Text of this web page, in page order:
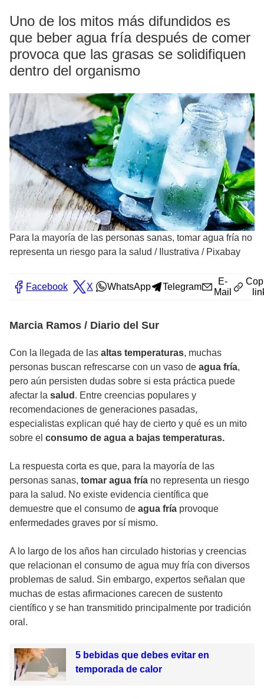
Uno de los mitos más difundidos es
que beber agua fría después de comer
provoca que las grasas se solidifiquen
dentro del organismo
Para la mayoría de las personas sanas, tomar agua fría no
representa un riesgo para la salud / Ilustrativa / Pixabay
Facebook X WhatsApp Telegram
E-
Mail
Marcia Ramos / Diario del Sur
Con la llegada de las altas temperaturas, muchas
personas buscan refrescarse con un vaso de agua fría,
pero aún persisten dudas sobre si esta práctica puede
afectar la salud . Entre creencias populares y
recomendaciones de generaciones pasadas,
especialistas explican qué hay de cierto y qué es un mito
sobre el consumo de agua a bajas temperaturas.
La respuesta corta es que, para la mayoría de las
personas sanas, tomar agua fría no representa un riesgo
para la salud. No existe evidencia científica que
demuestre que el consumo de agua fría provoque
enfermedades graves por sí mismo.
A lo largo de los años han circulado historias y creencias
que relacionan el consumo de agua muy fría con diversos
problemas de salud. Sin embargo, expertos señalan que
muchas de estas afirmaciones carecen de sustento
científico y se han transmitido principalmente por tradición
oral.
5 bebidas que debes evitar en
temporada de calor